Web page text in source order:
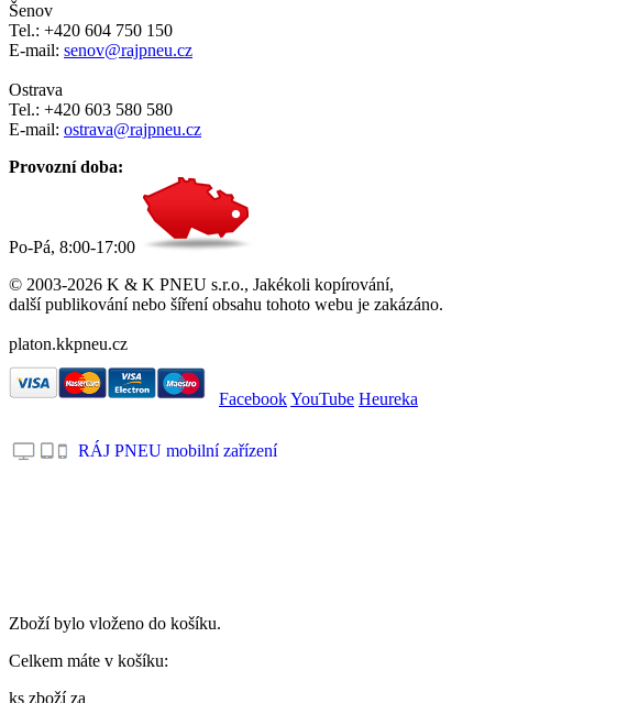
Šenov
Tel.: +420 604 750 150
E-mail: senov@rajpneu.cz
Ostrava
Tel.: +420 603 580 580
E-mail: ostrava@rajpneu.cz
Provozní doba:
Po-Pá, 8:00-17:00
© 2003-2026 K & K PNEU s.r.o., Jakékoli kopírování,
další publikování nebo šíření obsahu tohoto webu je zakázáno.
platon.kkpneu.cz
FacebookYouTube Heureka
RÁJ PNEU mobilní zařízení
Zboží bylo vloženo do košíku.
Celkem máte v košíku:
ks zboží za